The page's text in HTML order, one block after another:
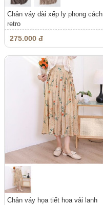
Chân váy dài xếp ly phong cách
retro
275.000 đ
Chân váy họa tiết hoa vải lanh